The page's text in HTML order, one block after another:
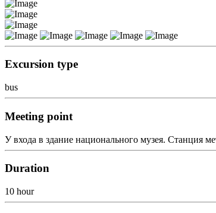
Excursion type
bus
Meeting point
У входа в здание национального музея. Станция
Duration
10 hour